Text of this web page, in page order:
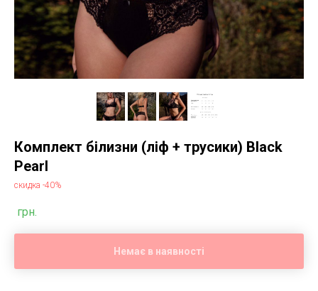
Комплект білизни (ліф + трусики) Black
Pearl
скидка -40%
грн.
Немає в наявності